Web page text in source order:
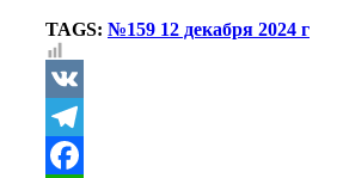
TAGS: №159 12 декабря 2024 г
VK
Telegram